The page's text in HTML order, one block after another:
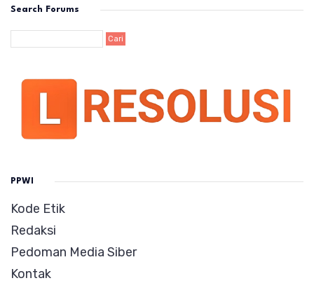
Search Forums
PPWI
Kode Etik
Redaksi
Pedoman Media Siber
Kontak